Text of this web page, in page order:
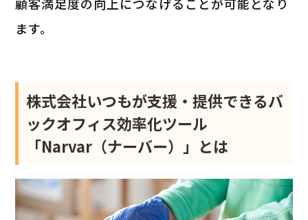
ます。
株式会社いつもが支援・提供できるバ
ックオフィス効率化ツール
「Narvar（ナーバー）」とは